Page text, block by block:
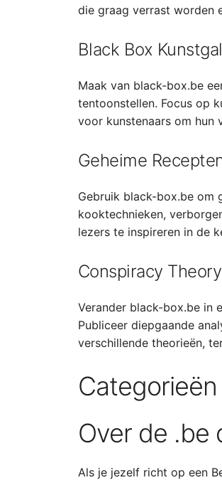
die graag verrast worden
Black Box
Maak van black-box.be
tentoonstellen. Focus op
voor kunstenaars om hun
Geheime
Gebruik black-box.be om
kooktechnieken,
lezers te inspireren in de
Conspiracy
Verander black-box.be in
Publiceer diepgaande
verschillende theorieën,
Categorieën
Over de .be
Als je jezelf richt op een